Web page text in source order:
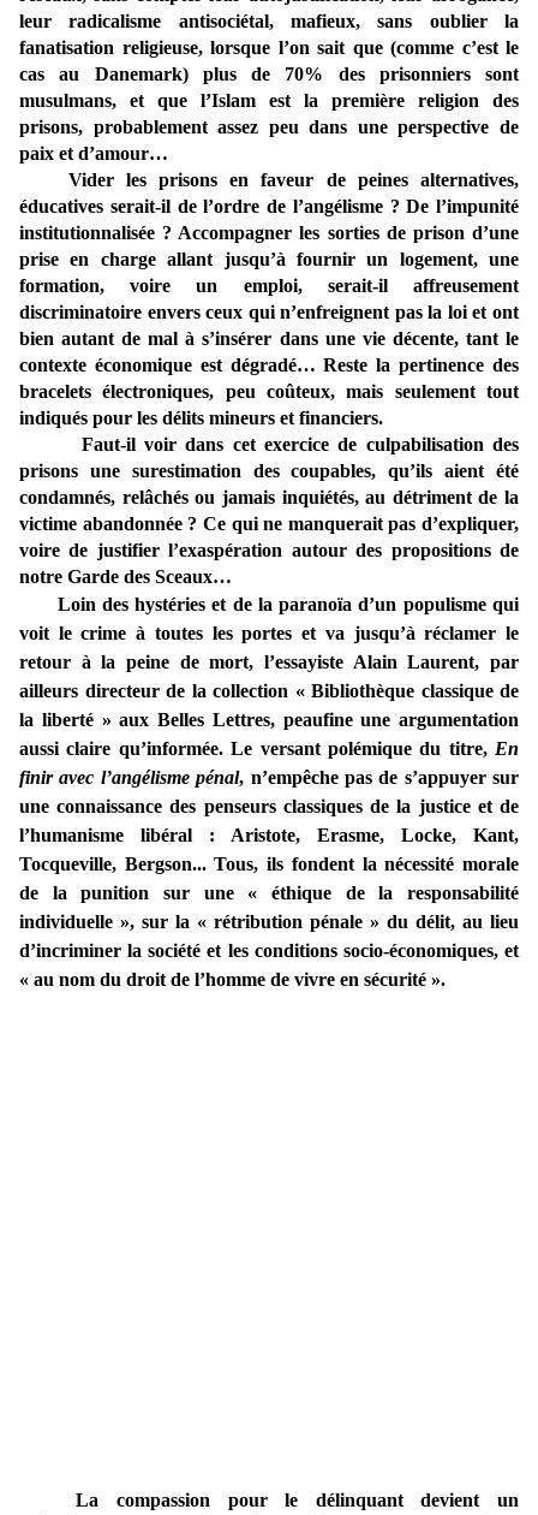
leur radicalisme antisociétal, mafieux, sans oublier la
fanatisation religieuse, lorsque l’on sait que (comme c’est le
cas au Danemark) plus de 70% des prisonniers sont
musulmans, et que l’Islam est la première religion des
prisons, probablement assez peu dans une perspective de
paix et d’amour…
Vider les prisons en faveur de peines alternatives,
éducatives serait-il de l’ordre de l’angélisme ? De l’impunité
institutionnalisée ? Accompagner les sorties de prison d’une
prise en charge allant jusqu’à fournir un logement, une
formation, voire un emploi, serait-il affreusement
discriminatoire envers ceux qui n’enfreignent pas la loi et ont
bien autant de mal à s’insérer dans une vie décente, tant le
contexte économique est dégradé… Reste la pertinence des
bracelets électroniques, peu coûteux, mais seulement tout
indiqués pour les délits mineurs et financiers.
Faut-il voir dans cet exercice de culpabilisation des
prisons une surestimation des coupables, qu’ils aient été
condamnés, relâchés ou jamais inquiétés, au détriment de la
victime abandonnée ? Ce qui ne manquerait pas d’expliquer,
voire de justifier l’exaspération autour des propositions de
notre Garde des Sceaux…
Loin des hystéries et de la paranoïa d’un populisme qui
voit le crime à toutes les portes et va jusqu’à réclamer le
retour à la peine de mort, l’essayiste Alain Laurent, par
ailleurs directeur de la collection « Bibliothèque classique de
la liberté » aux Belles Lettres, peaufine une argumentation
aussi claire qu’informée. Le versant polémique du titre, En
finir avec l’angélisme pénal, n’empêche pas de s’appuyer sur
une connaissance des penseurs classiques de la justice et de
l’humanisme libéral : Aristote, Erasme, Locke, Kant,
Tocqueville, Bergson... Tous, ils fondent la nécessité morale
de la punition sur une « éthique de la responsabilité
individuelle », sur la « rétribution pénale » du délit, au lieu
d’incriminer la société et les conditions socio-économiques, et
« au nom du droit de l’homme de vivre en sécurité ».
La compassion pour le délinquant devient un